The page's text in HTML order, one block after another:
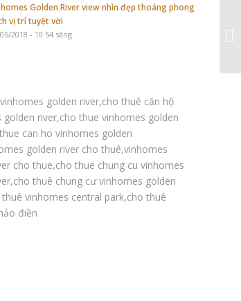
Golden River view nhìn đẹp thoáng phong
vị trí tuyệt vời
2018 - 10:54 sáng
golden river,cho thuê căn hộ
golden river,cho thue vinhomes golden
can ho vinhomes golden
golden river cho thuê,vinhomes
cho thue,cho thue chung cu vinhomes
,cho thuê chung cư vinhomes golden
thuê vinhomes central park,cho thuê
điền